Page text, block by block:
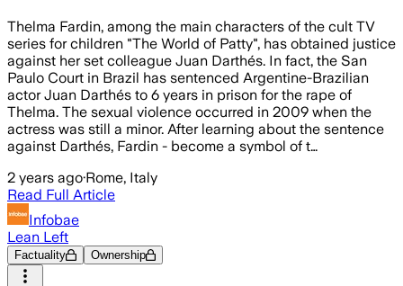
Thelma Fardin, among the main characters of the cult TV
series for children "The World of Patty", has obtained justice
against her set colleague Juan Darthés. In fact, the San
Paulo Court in Brazil has sentenced Argentine-Brazilian
actor Juan Darthés to 6 years in prison for the rape of
Thelma. The sexual violence occurred in 2009 when the
actress was still a minor. After learning about the sentence
against Darthés, Fardin - become a symbol of t…
2 years ago·Rome, Italy
Read Full Article
Infobae
Lean Left
Factuality Ownership